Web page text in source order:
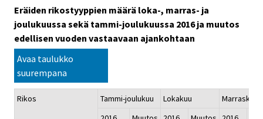
Eräiden rikostyyppien määrä loka-, marras- ja
joulukuussa sekä tammi-joulukuussa 2016 ja muutos
edellisen vuoden vastaavaan ajankohtaan
Avaa taulukko
suurempana
Rikos Tammi-joulukuu Lokakuu
Marraskuu